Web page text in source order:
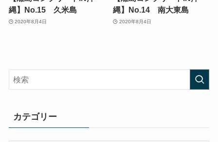
縄】No.15 久米島
2020年8月4日
縄】No.14 南大東島
2020年8月4日
カテゴリー